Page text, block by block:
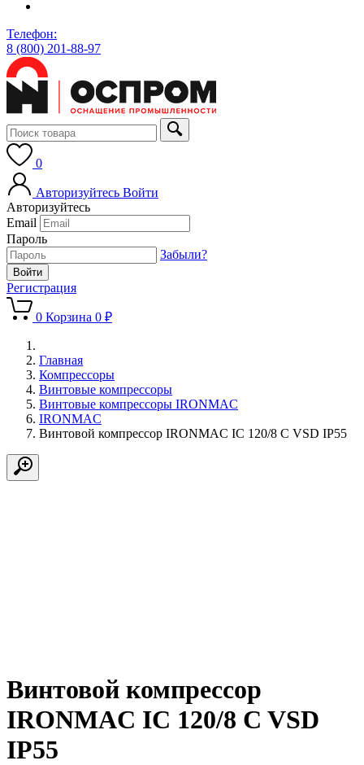
Телефон:
8 (800) 201-88-97
0
Авторизуйтесь Войти
Авторизуйтесь
Email
Пароль
Забыли?
Регистрация
0 Корзина 0 ₽
Главная
Компрессоры
Винтовые компрессоры
Винтовые компрессоры IRONMAC
IRONMAC
Винтовой компрессор IRONMAC IC 120/8 C VSD IP55
Винтовой компрессор
IRONMAC IC 120/8 C VSD
IP55